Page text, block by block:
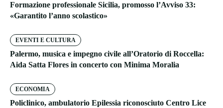
Formazione professionale Sicilia, promosso l’Avviso 33:
«Garantito l’anno scolastico»
EVENTI E CULTURA
Palermo, musica e impegno civile all’Oratorio di Roccella:
Aida Satta Flores in concerto con Minima Moralia
ECONOMIA
Policlinico, ambulatorio Epilessia riconosciuto Centro Lice